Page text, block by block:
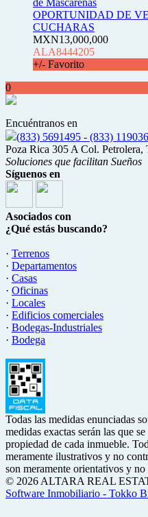
de Mascareñas
OPORTUNIDAD DE
CUCHARAS
MXN13,000,000
ALA8444205
+/- Favorito
0
Encuéntranos en
(833) 5691495 - (833)
Poza Rica 305 A Col. Petrolera,
Soluciones que facilitan Sueños
Síguenos en
Asociados con
¿Qué estás buscando?
· Terrenos
· Departamentos
· Casas
· Oficinas
· Locales
· Edificios comerciales
· Bodegas-Industriales
· Bodega
Todas las medidas enunciadas
medidas exactas serán las que
propiedad de cada inmueble.
meramente ilustrativos y no
son meramente orientativos y no
© 2026 ALTARA REAL
Software Inmobiliario - Tokko